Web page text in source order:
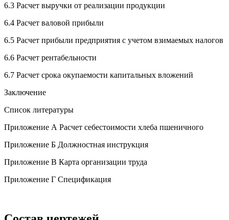
6.3 Расчет выручки от реализации продукции
6.4 Расчет валовой прибыли
6.5 Расчет прибыли предприятия с учетом взимаемых налогов
6.6 Расчет рентабельности
6.7 Расчет срока окупаемости капитальных вложений
Заключение
Список литературы
Приложение А Расчет себестоимости хлеба пшеничного
Приложение Б Должностная инструкция
Приложение В Карта организации труда
Приложение Г Спецификация